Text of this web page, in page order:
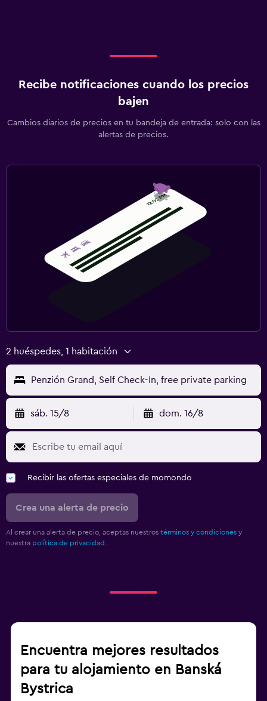
Recibe notificaciones cuando los precios
bajen
Cambios diarios de precios en tu bandeja de entrada: solo con las
alertas de precios.
2 huéspedes, 1 habitación
Penzión Grand, Self Check-In, free private parking
sáb. 15/8 dom. 16/8
Recibir las ofertas especiales de momondo
Crea una alerta de precio
Al crear una alerta de precio, aceptas nuestros términos y condiciones y
nuestra política de privacidad.
Encuentra mejores resultados
para tu alojamiento en Banská
Bystrica